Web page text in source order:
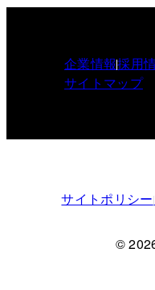
企業情報採用
サイトマップ
サイトポリシー
©